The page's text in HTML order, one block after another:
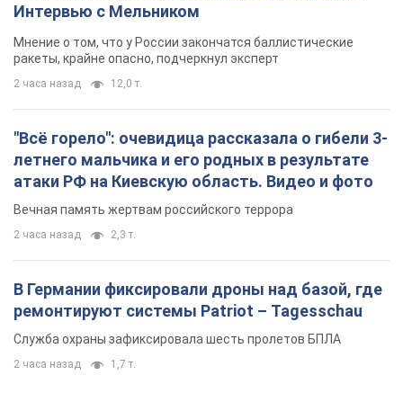
В Германии фиксировали дроны над базой, где
ремонтируют системы Patriot – Tagesschau
Служба охраны зафиксировала шесть пролетов БПЛА
2 часа назад 1,7 т.